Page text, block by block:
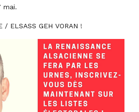
mai.
/ ELSASS GEH VORAN !